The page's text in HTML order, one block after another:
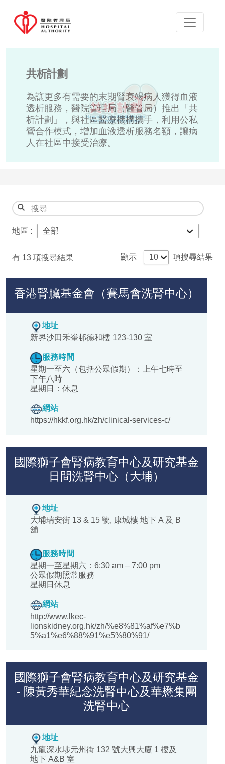
共析計劃
為讓更多有需要的末期腎衰竭病人獲得血液
透析服務，醫院管理局（醫管局）推出「共
析計劃」，與社區醫療機構攜手，利用公私
營合作模式，增加血液透析服務名額，讓病
人在社區中接受治療。
地區 :
有 13 項搜尋結果 顯示 項搜尋結果
香港腎臟基金會（賽馬會洗腎中心）
地址
新界沙田禾輋邨德和樓 123-130 室
服務時間
星期一至六（包括公眾假期）：上午七時至
下午八時
星期日：休息
網站
https://hkkf.org.hk/zh/clinical-services-c/
國際獅子會腎病教育中心及研究基金
日間洗腎中心（大埔）
地址
大埔瑞安街 13 & 15 號, 康城樓 地下 A 及 B
舖
服務時間
星期一至星期六：6:30 am – 7:00 pm
公眾假期照常服務
星期日休息
網站
http://www.lkec-
lionskidney.org.hk/zh/%e8%81%af%e7%b
5%a1%e6%88%91%e5%80%91/
國際獅子會腎病教育中心及研究基金
- 陳黃秀華紀念洗腎中心及華懋集團
洗腎中心
地址
九龍深水埗元州街 132 號大興大廈 1 樓及
地下 A&B 室